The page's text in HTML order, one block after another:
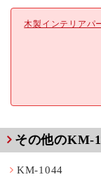
木製インテリアパ
その他のKM-
KM-1044